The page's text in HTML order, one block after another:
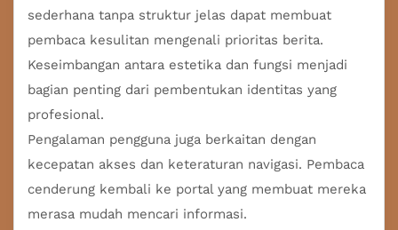
sederhana tanpa struktur jelas dapat membuat
pembaca kesulitan mengenali prioritas berita.
Keseimbangan antara estetika dan fungsi menjadi
bagian penting dari pembentukan identitas yang
profesional.
Pengalaman pengguna juga berkaitan dengan
kecepatan akses dan keteraturan navigasi. Pembaca
cenderung kembali ke portal yang membuat mereka
merasa mudah mencari informasi.